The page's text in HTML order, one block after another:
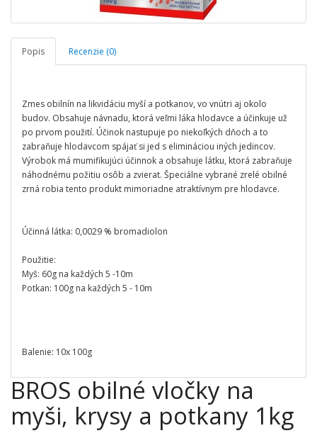
Popis Recenzie (0)
Zmes obilnín na likvidáciu myší a potkanov, vo vnútri aj okolo
budov. Obsahuje návnadu, ktorá veľmi láka hlodavce a účinkuje už
po prvom použití. Účinok nastupuje po niekoľkých dňoch a to
zabraňuje hlodavcom spájať si jed s elimináciou iných jedincov.
Výrobok má mumifikujúci účinnok a obsahuje látku, ktorá zabraňuje
náhodnému požitiu osôb a zvierat. Špeciálne vybrané zrelé obilné
zrná robia tento produkt mimoriadne atraktívnym pre hlodavce.
Účinná látka: 0,0029 % bromadiolon
Použitie:
Myš: 60g na každých 5 -10m
Potkan: 100g na každých 5 - 10m
Balenie: 10x 100g
BROS obilné vločky na
myši, krysy a potkany 1kg